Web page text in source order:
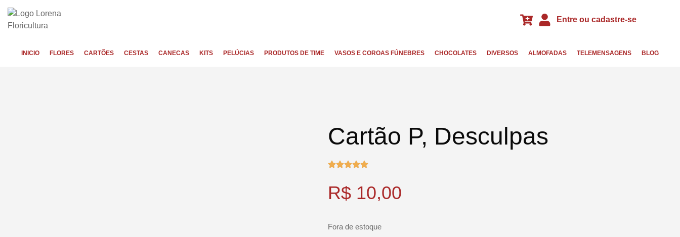
Entre ou cadastre-se
INICIO FLORES CARTÕES CESTAS CANECAS KITS PELÚCIAS PRODUTOS DE TIME VASOS E COROAS FÚNEBRES CHOCOLATES DIVERSOS ALMOFADAS TELEMENSAGENS BLOG
Cartão P, Desculpas
R$ 10,00
Fora de estoque